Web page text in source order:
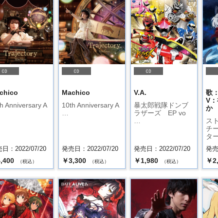
Anniversary A
日：2022/07/20
（税込）
Machico
10th Anniversary A
発売日：2022/07/20
￥3,300 （税込）
V.A.
暴太郎戦隊ドンブ
ラザーズ EP vo
発売日：2022/07/20
￥1,980 （税込）
歌
V
か
ス
チ
タ
発
￥